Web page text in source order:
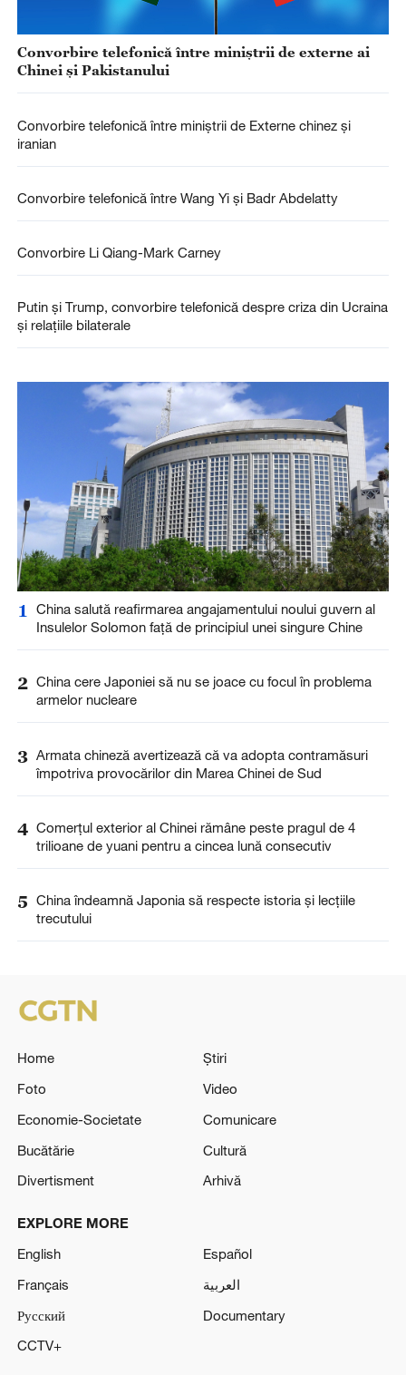
Convorbire telefonică între miniștrii de externe ai
Chinei și Pakistanului
Convorbire telefonică între miniștrii de Externe chinez și
iranian
Convorbire telefonică între Wang Yi și Badr Abdelatty
Convorbire Li Qiang-Mark Carney
Putin și Trump, convorbire telefonică despre criza din Ucraina
și relațiile bilaterale
1
China salută reafirmarea angajamentului noului guvern al
Insulelor Solomon față de principiul unei singure Chine
2 China cere Japoniei să nu se joace cu focul în problema
armelor nucleare
3 Armata chineză avertizează că va adopta contramăsuri
împotriva provocărilor din Marea Chinei de Sud
4 Comerțul exterior al Chinei rămâne peste pragul de 4
trilioane de yuani pentru a cincea lună consecutiv
5 China îndeamnă Japonia să respecte istoria și lecțiile
trecutului
Home
Știri
Foto
Video
Economie-Societate
Comunicare
Bucătărie
Cultură
Divertisment
Arhivă
EXPLORE MORE
English
Español
Français
العربية
Русский
Documentary
CCTV+